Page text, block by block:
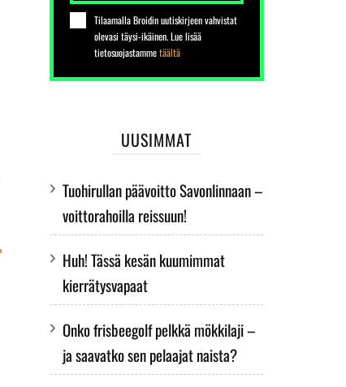
Tilaamalla Broidin uutiskirjeen vahvistat
olevasi täysi-ikäinen. Lue lisää
tietosuojastammetäältä
UUSIMMAT
Tuohirullan päävoitto Savonlinnaan –
voittorahoilla reissuun!
Huh! Tässä kesän kuumimmat
kierrätysvapaat
Onko frisbeegolf pelkkä mökkilaji –
ja saavatko sen pelaajat naista?